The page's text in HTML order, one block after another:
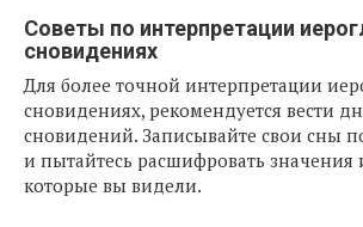
Советы по интерпретации
сновидениях
Для более точной интерпретации
сновидениях, рекомендуется вести
сновидений. Записывайте свои сны
и пытайтесь расшифровать значения
которые вы видели.